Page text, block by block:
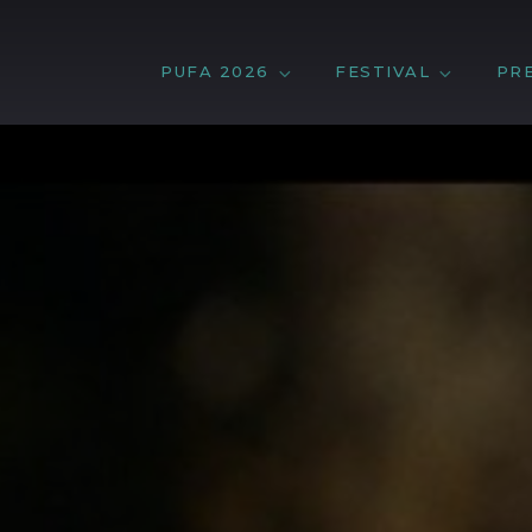
PUFA 2026 FESTIVAL